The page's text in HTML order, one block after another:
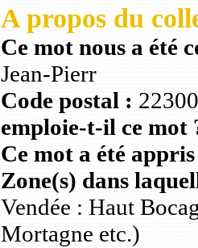
A propos du
Ce mot nous a été
Jean-Pierr
Code postal :
emploie-t-il ce mot
Ce mot a été
Zone(s) dans
Vendée : Haut
Mortagne etc.)